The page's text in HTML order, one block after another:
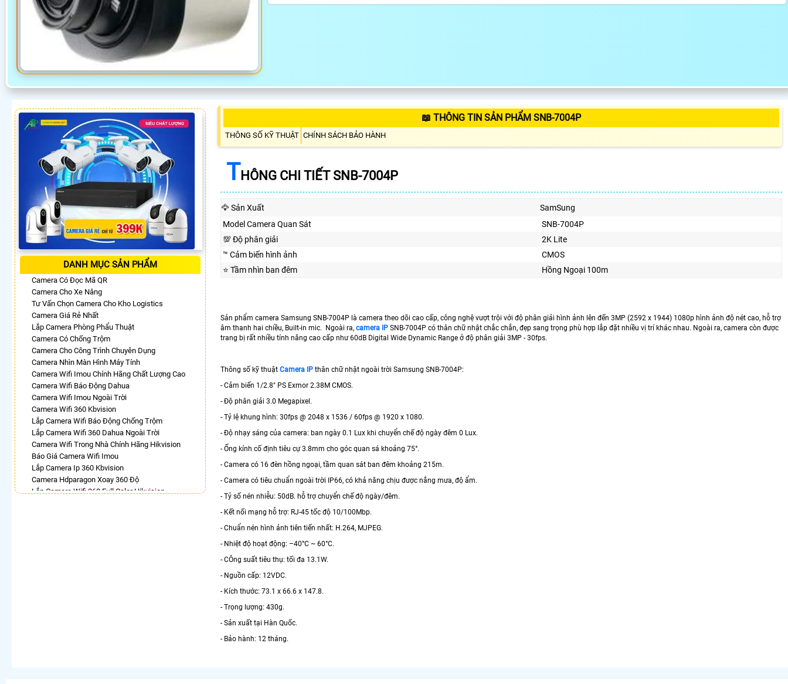
DANH MỤC SẢN PHẨM
Camera Có Đọc Mã QR
Camera Cho Xe Nâng
Tư Vấn Chọn Camera Cho Kho Logistics
Camera Giá Rẻ Nhất
Lắp Camera Phòng Phẩu Thuật
Camera Có Chống Trộm
Camera Cho Công Trình Chuyên Dụng
Camera Nhìn Màn Hình Máy Tính
Camera Wifi Imou Chính Hãng Chất Lượng Cao
Camera Wifi Báo Động Dahua
Camera Wifi Imou Ngoài Trời
Camera Wifi 360 Kbvision
Lắp Camera Wifi Báo Động Chống Trộm
Lắp Camera Wifi 360 Dahua Ngoài Trời
Camera Wifi Trong Nhà Chính Hãng Hikvision
Báo Giá Camera Wifi Imou
Lắp Camera Ip 360 Kbvision
Camera Hdparagon Xoay 360 Độ
Lắp Camera Wifi 360 Full Color Hikvision
📖 THÔNG TIN SẢN PHẨM SNB-7004P
THÔNG SỐ KỸ THUẬT CHÍNH SÁCH BẢO HÀNH
THÔNG CHI TIẾT SNB-7004P
🦅 Sản Xuất
SamSung
Model Camera Quan Sát
SNB-7004P
💯 Độ phân giải
2K Lite
™️ Cảm biến hình ảnh
CMOS
⭐ Tầm nhìn ban đêm
Hồng Ngoại 100m
Sản phẩm camera Samsung SNB-7004P là camera theo dõi cao cấp, công nghệ vượt trội với độ phân giải hình ảnh lên đến 3MP (2592 x 1944) 1080p hình ảnh độ nét cao, hỗ trợ
âm thanh hai chiều, Built-in mic. Ngoài ra, camera IP SNB-7004P có thân chữ nhật chắc chắn, đẹp sang trọng phù hợp lắp đặt nhiều vị trí khác nhau. Ngoài ra, camera còn được
trang bị rất nhiều tính năng cao cấp như 60dB Digital Wide Dynamic Range ở độ phân giải 3MP - 30fps.
Thông số kỹ thuật Camera IP thân chữ nhật ngoài trời Samsung SNB-7004P:
- Cảm biến 1/2.8″ PS Exmor 2.38M CMOS.
- Độ phân giải 3.0 Megapixel.
- Tỷ lệ khung hình: 30fps @ 2048 x 1536 / 60fps @ 1920 x 1080.
- Độ nhạy sáng của camera: ban ngày 0.1 Lux khi chuyển chế độ ngày đêm 0 Lux.
- Ống kính cố định tiêu cự 3.8mm cho góc quan sá khoảng 75°.
- Camera có 16 đèn hồng ngoại, tầm quan sát ban đêm khoảng 215m.
- Camera có tiêu chuẩn ngoài trời IP66, có khả năng chịu được nắng mưa, độ ẩm.
- Tỷ số nén nhiễu: 50dB. hỗ trợ chuyển chế độ ngày/đêm.
- Kết nối mạng hỗ trợ: RJ-45 tốc độ 10/100Mbp.
- Chuẩn nén hình ảnh tiên tiến nhất: H.264, MJPEG.
- Nhiệt độ hoạt động: –40°C ~ 60°C.
- CÔng suất tiêu thụ: tối đa 13.1W.
- Nguồn cấp: 12VDC.
- Kích thước: 73.1 x 66.6 x 147.8.
- Trọng lượng: 430g.
- Sản xuất tại Hàn Quốc.
- Bảo hành: 12 tháng.